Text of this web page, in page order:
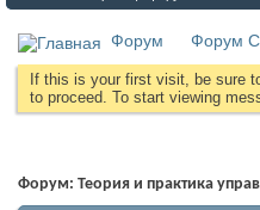
Форум Форум
If this is your first visit, be sure
to proceed. To start viewing
Форум: Теория и практика